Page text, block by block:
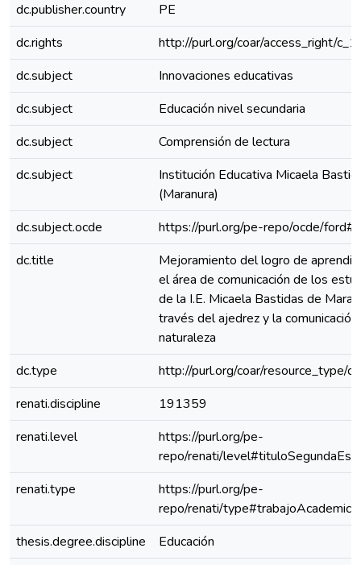
dc.publisher.country
PE
dc.rights
http://purl.org/coar/access_right/
dc.subject
Innovaciones educativas
dc.subject
Educación nivel secundaria
dc.subject
Comprensión de lectura
dc.subject
Institución Educativa Micaela
(Maranura)
dc.subject.ocde
https://purl.org/pe-repo/ocde/
dc.title
Mejoramiento del logro de
el área de comunicación de los
de la I.E. Micaela Bastidas de
través del ajedrez y la comunicación
naturaleza
dc.type
http://purl.org/coar/resource_type/
renati.discipline
191359
renati.level
https://purl.org/pe-
repo/renati/
renati.type
https://purl.org/pe-
repo/renati/type#trabajoAcademico
thesis.degree.discipline
Educación